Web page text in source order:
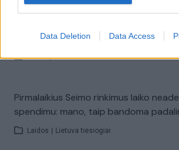
Data Deletion Data Access
Vyriausybės atnaujinimą: įvardijo
Žinios | Lietuvos diena
Pirmalaikius Seimo rinkimus laiko
spendimu: mano, taip bandoma
Laidos Lietuva tiesiogiai